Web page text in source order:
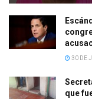
30 DE
que